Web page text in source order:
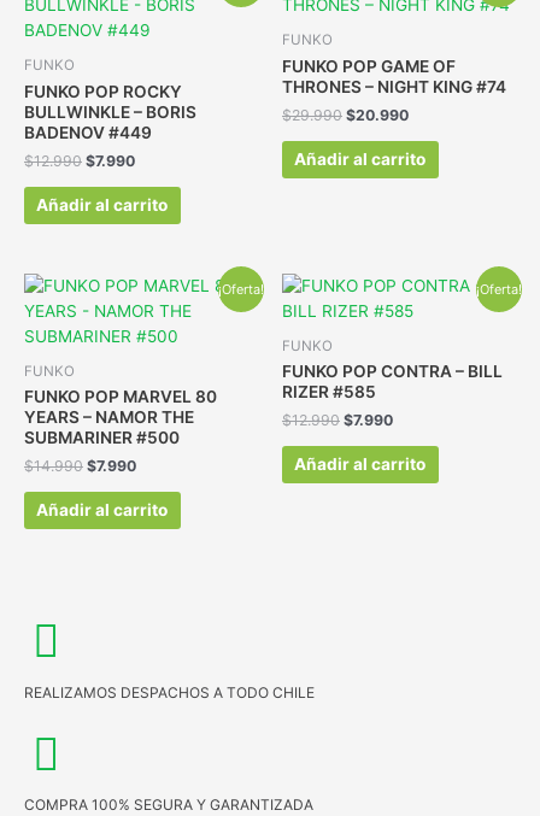
FUNKO
FUNKO POP ROCKY
BULLWINKLE – BORIS
BADENOV #449
$12.990 $7.990
Añadir al carrito
FUNKO
FUNKO POP GAME OF
THRONES – NIGHT KING #74
$29.990 $20.990
Añadir al carrito
¡Oferta!
FUNKO
FUNKO POP MARVEL 80
YEARS – NAMOR THE
SUBMARINER #500
$14.990 $7.990
Añadir al carrito
¡Oferta!
FUNKO
FUNKO POP CONTRA – BILL
RIZER #585
$12.990 $7.990
Añadir al carrito
REALIZAMOS DESPACHOS A TODO CHILE
COMPRA 100% SEGURA Y GARANTIZADA